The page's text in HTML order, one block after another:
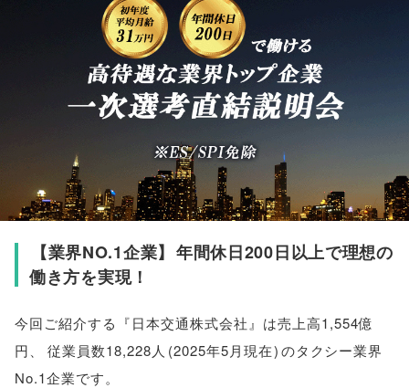
【業界NO.1企業】 年間休日200日以上で理想の
働き方を実現！
今回ご紹介する『日本交通株式会社』は売上高1,554億
円
従業員数18,228人 (2025年5月現在)のタクシー業界
No.1企業です。